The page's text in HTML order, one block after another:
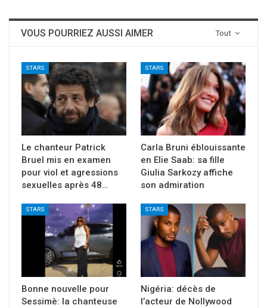
Tout
VOUS POURRIEZ AUSSI AIMER
STARS
Le chanteur Patrick
Bruel mis en examen
pour viol et agressions
sexuelles après 48…
STARS
Carla Bruni éblouissante
en Elie Saab: sa fille
Giulia Sarkozy affiche
son admiration
STARS
Bonne nouvelle pour
Sessimè: la chanteuse
STARS
Nigéria: décès de
l’acteur de Nollywood